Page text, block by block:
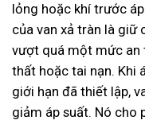
lỏng hoặc khí trước
của van xả tràn là giữ
vượt quá một mức an
thất hoặc tai nạn. Khi
giới hạn đã thiết lập,
giảm áp suất. Nó cho